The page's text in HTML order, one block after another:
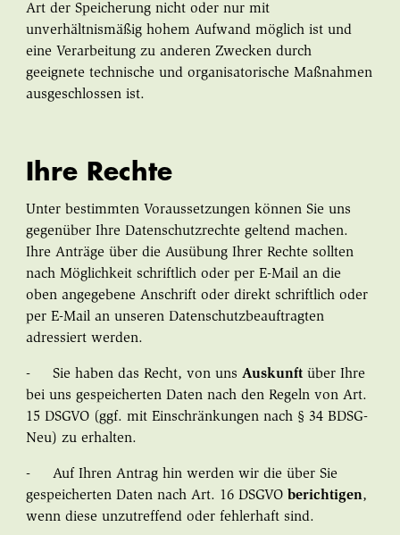
Art der Speicherung nicht oder nur mit
unverhältnismäßig hohem Aufwand möglich ist und
eine Verarbeitung zu anderen Zwecken durch
geeignete technische und organisatorische Maßnahmen
ausgeschlossen ist.
Ihre Rechte
Unter bestimmten Voraussetzungen können Sie uns
gegenüber Ihre Datenschutzrechte geltend machen.
Ihre Anträge über die Ausübung Ihrer Rechte sollten
nach Möglichkeit schriftlich oder per E-Mail an die
oben angegebene Anschrift oder direkt schriftlich oder
per E-Mail an unseren Datenschutzbeauftragten
adressiert werden.
- Sie haben das Recht, von uns Auskunftüber Ihre
bei uns gespeicherten Daten nach den Regeln von Art.
15 DSGVO (ggf. mit Einschränkungen nach § 34 BDSG-
Neu) zu erhalten.
- Auf Ihren Antrag hin werden wir die über Sie
gespeicherten Daten nach Art. 16 DSGVO berichtigen,
wenn diese unzutreffend oder fehlerhaft sind.